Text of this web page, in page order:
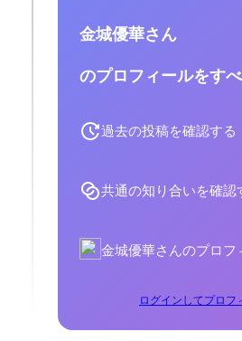
金城優華さん
のプロフィールをす
過去の投稿を確認する
共通の知り合いを確認
金城優華さんのプロフ
ログインしてプロフ